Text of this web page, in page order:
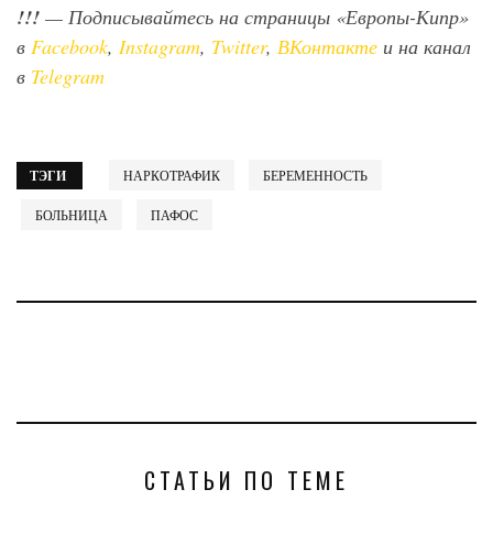
!!! — Подписывайтесь на страницы «Европы-Кипр»
в Facebook, Instagram, Twitter, ВКонтакте и на канал
в Telegram
ТЭГИ НАРКОТРАФИК БЕРЕМЕННОСТЬ
БОЛЬНИЦА ПАФОС
СТАТЬИ ПО ТЕМЕ